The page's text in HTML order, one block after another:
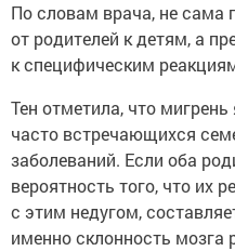
По словам врача, не сама
от родителей к детям, а
к специфическим
Тен отметила, что
часто встречающихся
заболеваний. Если оба
вероятность того, что их
с этим недугом,
именно склонность мозга